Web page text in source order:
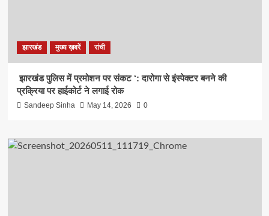
झारखंड मुख्य ख़बरें रांची
झारखंड पुलिस में प्रमोशन पर संकट ‘: दारोगा से इंस्पेक्टर बनने की
प्रक्रिया पर हाईकोर्ट ने लगाई रोक
Sandeep Sinha May 14, 2026 0